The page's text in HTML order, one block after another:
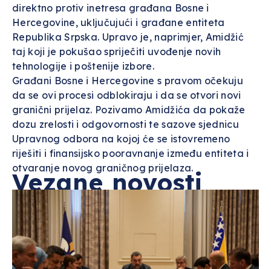
direktno protiv inetresa građana Bosne i
Hercegovine, uključujući i građane entiteta
Republika Srpska. Upravo je, naprimjer, Amidžić
taj koji je pokušao spriječiti uvođenje novih
tehnologije i poštenije izbore.
Građani Bosne i Hercegovine s pravom očekuju
da se ovi procesi odblokiraju i da se otvori novi
granični prijelaz. Pozivamo Amidžića da pokaže
dozu zrelosti i odgovornosti te sazove sjednicu
Upravnog odbora na kojoj će se istovremeno
riješiti i finansijsko pooravnanje između entiteta i
otvaranje novog graničnog prijelaza.
Vezane novosti